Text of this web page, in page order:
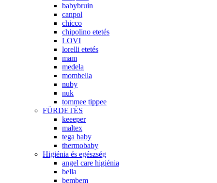
babybruin
canpol
chicco
chipolino etetés
LOVI
lorelli etetés
mam
medela
mombella
nuby
nuk
tommee tippee
FÜRDETÉS
keeeper
maltex
tega baby
thermobaby
Higiénia és egészség
angel care higiénia
bella
bembem